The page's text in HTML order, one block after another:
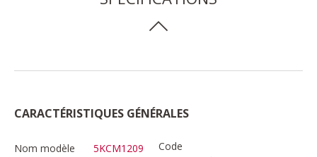
CARACTÉRISTIQUES GÉNÉRALES
Nom modèle 5KCM1209
Code